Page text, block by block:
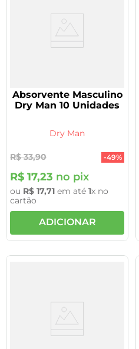
Absorvente Masculino
Dry Man 10 Unidades
Dry Man
R$ 33,90 -49%
R$ 17,23 no pix
ou R$ 17,71 em até 1x no
cartão
ADICIONAR